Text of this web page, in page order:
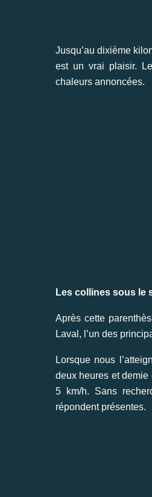
Jusqu’au dixième
est un vrai plaisir.
chaleurs annoncées.
Les collines sous le
Après cette
Laval, l’un des
Lorsque nous
deux heures et
5 km/h. Sans
répondent présentes.